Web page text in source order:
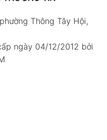
Thông Tây Hội,
ngày 04/12/2012 bởi